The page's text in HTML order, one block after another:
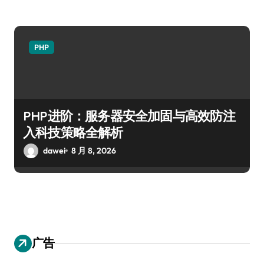
PHP
PHP进阶：服务器安全加固与高效防注
入科技策略全解析
dawei 8 月 8, 2026
广告